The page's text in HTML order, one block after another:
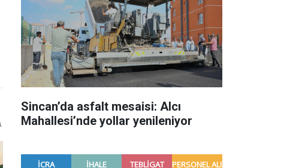
Sincan’da asfalt mesaisi: Alcı
Mahallesi’nde yollar yenileniyor